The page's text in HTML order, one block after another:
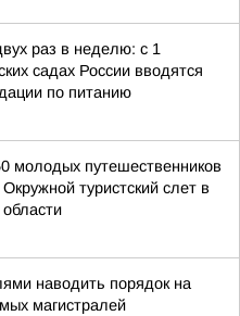
раз в неделю: с 1
садах России вводятся
по питанию
молодых путешественников
туристский слет в
наводить порядок на
магистралей